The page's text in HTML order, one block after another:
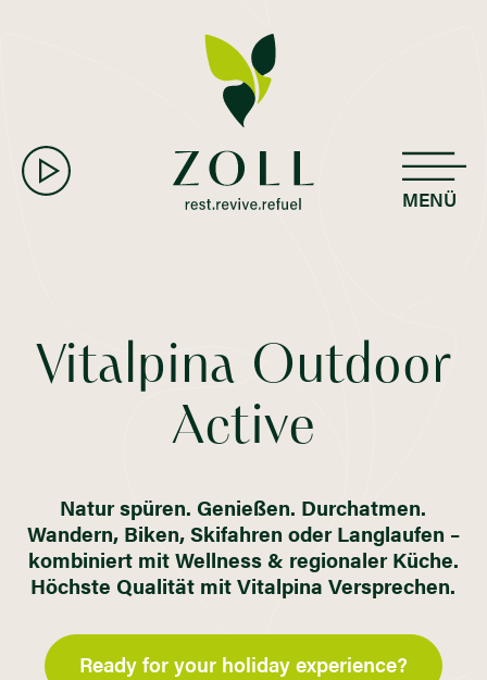
MENÜ
Vitalpina Outdoor
Active
Natur spüren. Genießen. Durchatmen.
Wandern, Biken, Skifahren oder Langlaufen –
kombiniert mit Wellness & regionaler Küche.
Höchste Qualität mit Vitalpina Versprechen.
Ready for your holiday experience?